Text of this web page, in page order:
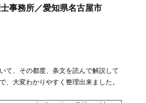
事務所／愛知県名古屋市
て、その都度、条文を読んで解説して
、大変わかりやすく整理出来ました。